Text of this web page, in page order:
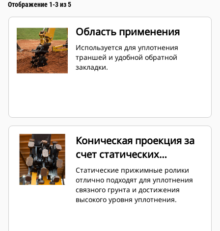
Отображение 1-3 из 5
Область применения
Используется для уплотнения
траншей и удобной обратной
закладки.
Коническая проекция за
счет статических
прижимных роликов
Статические прижимные ролики
отлично подходят для уплотнения
связного грунта и достижения
высокого уровня уплотнения.